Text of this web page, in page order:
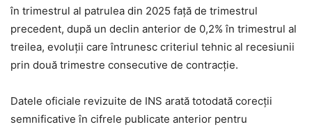
în trimestrul al patrulea din 2025 față de trimestrul
precedent, după un declin anterior de 0,2% în trimestrul al
treilea, evoluții care întrunesc criteriul tehnic al recesiunii
prin două trimestre consecutive de contracție.
Datele oficiale revizuite de INS arată totodată corecții
semnificative în cifrele publicate anterior pentru